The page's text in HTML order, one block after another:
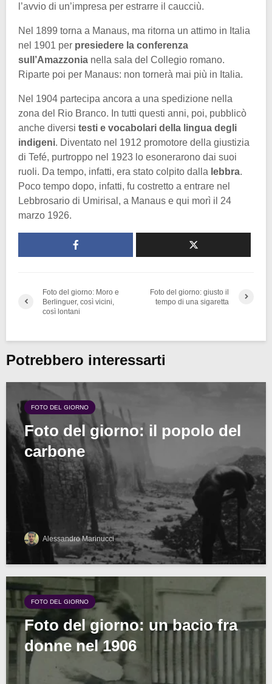
l’avvio di un’impresa per estrarre il caucciù.
Nel 1899 torna a Manaus, ma ritorna un attimo in Italia
nel 1901 per presiedere la conferenza
sull’Amazzonia nella sala del Collegio romano.
Riparte poi per Manaus: non tornerà mai più in Italia.
Nel 1904 partecipa ancora a una spedizione nella
zona del Rio Branco. In tutti questi anni, poi, pubblicò
anche diversi testi e vocabolari della lingua degli
indigeni. Diventato nel 1912 promotore della giustizia
di Tefé, purtroppo nel 1923 lo esonerarono dai suoi
ruoli. Da tempo, infatti, era stato colpito dalla lebbra.
Poco tempo dopo, infatti, fu costretto a entrare nel
Lebbrosario di Umirisal, a Manaus e qui morì il 24
marzo 1926.
Foto del giorno: Moro e
Berlinguer, così vicini,
così lontani
Foto del giorno: giusto il
tempo di una sigaretta
Potrebbero interessarti
FOTO DEL GIORNO
Foto del giorno: il popolo del
carbone
Alessandro Marinucci
FOTO DEL GIORNO
Foto del giorno: un bacio fra
donne nel 1906